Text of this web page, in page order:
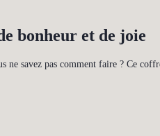
bonheur et de joie
ne savez pas comment faire ? Ce